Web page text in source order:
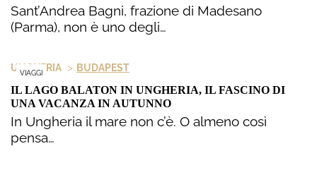
Sant’Andrea Bagni, frazione di Madesano
(Parma), non è uno degli…
VIAGGI
UNGHERIA > BUDAPEST
IL LAGO BALATON IN UNGHERIA, IL FASCINO DI
UNA VACANZA IN AUTUNNO
In Ungheria il mare non c’è. O almeno così
pensa…